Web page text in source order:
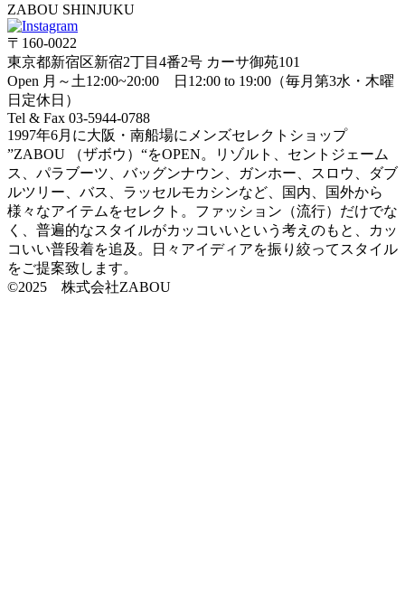
ZABOU SHINJUKU
〒160-0022
東京都新宿区新宿2丁目4番2号 カーサ御苑101
Open 月～土12:00~20:00 日12:00 to 19:00（毎月第3水・木曜
日定休日）
Tel & Fax 03-5944-0788
1997年6月に大阪・南船場にメンズセレクトショップ
”ZABOU （ザボウ）“をOPEN。リゾルト、セントジェーム
ス、パラブーツ、バッグンナウン、ガンホー、スロウ、ダブ
ルツリー、バス、ラッセルモカシンなど、国内、国外から
様々なアイテムをセレクト。ファッション（流行）だけでな
く、普遍的なスタイルがカッコいいという考えのもと、カッ
コいい普段着を追及。日々アイディアを振り絞ってスタイル
をご提案致します。
©2025 株式会社ZABOU